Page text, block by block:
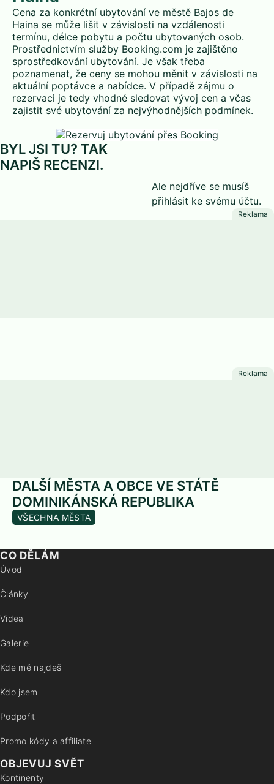
Cena za konkrétní ubytování ve městě Bajos de
Haina se může lišit v závislosti na vzdálenosti
termínu, délce pobytu a počtu ubytovaných osob.
Prostřednictvím služby Booking.com je zajištěno
sprostředkování ubytování. Je však třeba
poznamenat, že ceny se mohou měnit v závislosti na
aktuální poptávce a nabídce. V případě zájmu o
rezervaci je tedy vhodné sledovat vývoj cen a včas
zajistit své ubytování za nejvýhodnějších podmínek.
BYL JSI TU? TAK
NAPIŠ RECENZI.
Ale nejdříve se musíš
přihlásit ke svému účtu.
DALŠÍ MĚSTA A OBCE VE STÁTĚ
DOMINIKÁNSKÁ REPUBLIKA
VŠECHNA MĚSTA
CO DĚLÁM
Úvod
Články
Videa
Galerie
Kde mě najdeš
Kdo jsem
Podpořit
Promo kódy a affiliate
OBJEVUJ SVĚT
Kontinenty